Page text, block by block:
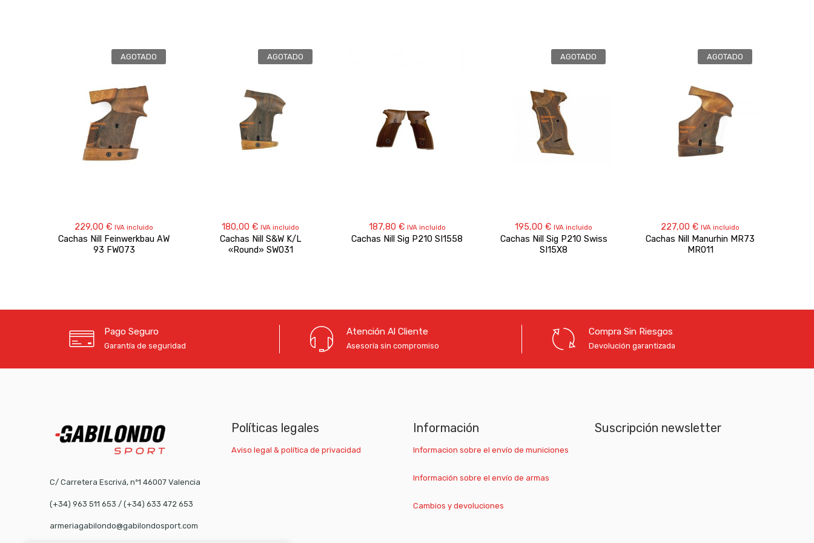
AGOTADO
229,00 € IVA incluido
Cachas Nill Feinwerkbau AW
93 FW073
AGOTADO
180,00 € IVA incluido
Cachas Nill S&W K/L
«Round» SW031
187,80 € IVA incluido
Cachas Nill Sig P210 SI1558
AGOTADO
195,00 € IVA incluido
Cachas Nill Sig P210 Swiss
SI15X8
AGOTADO
227,00 € IVA incluido
Cachas Nill Manurhin MR73
MR011
Pago Seguro
Garantía de seguridad
Atención Al Cliente
Asesoría sin compromiso
Compra Sin Riesgos
Devolución garantizada
C/ Carretera Escrivá, nº1 46007 Valencia
(+34) 963 511 653 / (+34) 633 472 653
armeriagabilondo@gabilondosport.com
Políticas legales
Aviso legal & política de privacidad
Información
Informacion sobre el envío de municiones
Información sobre el envío de armas
Cambios y devoluciones
Suscripción newsletter